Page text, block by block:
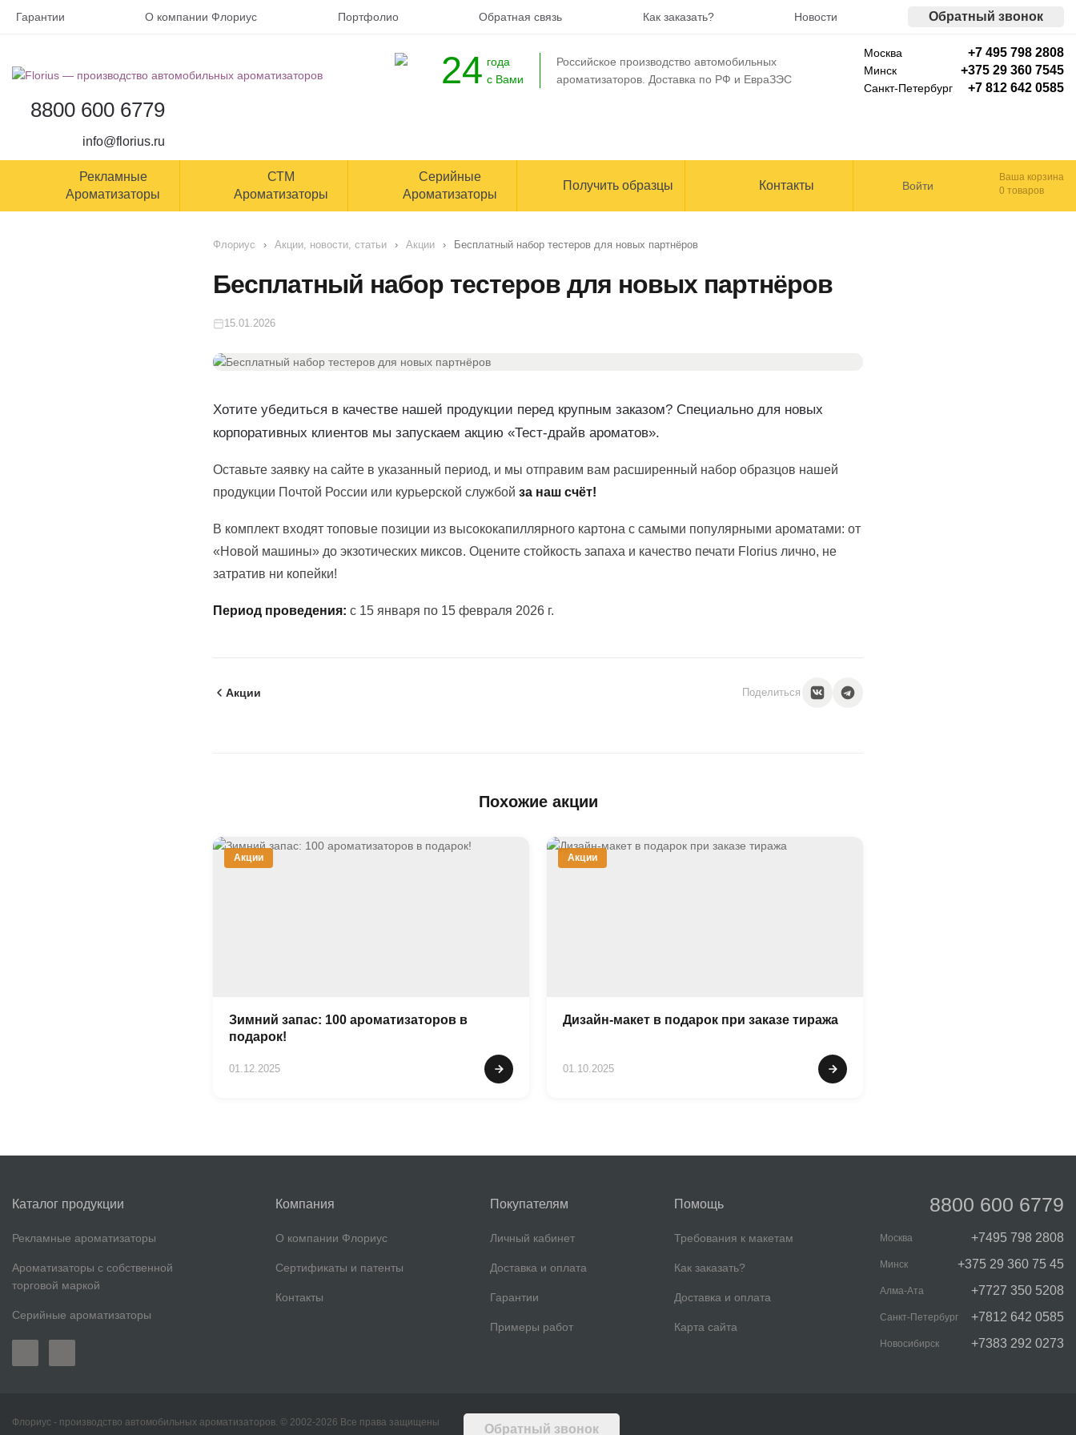
Гарантии О компании Флориус Портфолио Обратная связь Как заказать? Новости Обратный звонок
24 года
с Вами
Российское производство автомобильных
ароматизаторов . Доставка по РФ и ЕвраЗЭС
Москва +7 495 798 2808
Минск +375 29 360 7545
Санкт-Петербург +7 812 642 0585
8800 600 6779
info@florius.ru
Рекламные
Ароматизаторы
СТМ
Ароматизаторы
Серийные
Ароматизаторы
Получить образцы Контакты Войти
Ваша корзина
0 товаров
Флориус › Акции, новости, статьи › Акции › Бесплатный набор тестеров для новых партнёров
Бесплатный набор тестеров для новых партнёров
15.01.2026
Хотите убедиться в качестве нашей продукции перед крупным заказом? Специально для новых
корпоративных клиентов мы запускаем акцию «Тест-драйв ароматов».
Оставьте заявку на сайте в указанный период, и мы отправим вам расширенный набор образцов нашей
продукции Почтой России или курьерской службой за наш счёт!
В комплект входят топовые позиции из высококапиллярного картона с самыми популярными ароматами: от
«Новой машины» до экзотических миксов. Оцените стойкость запаха и качество печати Florius лично, не
затратив ни копейки!
Период проведения: с 15 января по 15 февраля 2026 г.
Акции Поделиться
Похожие акции
Акции
Зимний запас: 100 ароматизаторов в
подарок!
01.12.2025
Акции
Дизайн-макет в подарок при заказе тиража
01.10.2025
Каталог продукции
Рекламные ароматизаторы
Ароматизаторы с собственной
торговой маркой
Серийные ароматизаторы
Компания
О компании Флориус
Сертификаты и патенты
Контакты
Покупателям
Личный кабинет
Доставка и оплата
Гарантии
Примеры работ
Помощь
Требования к макетам
Как заказать?
Доставка и оплата
Карта сайта
8800 600 6779
Москва +7495 798 2808
Минск +375 29 360 75 45
Алма-Ата +7727 350 5208
Санкт-Петербург +7812 642 0585
Новосибирск +7383 292 0273
Флориус - производство автомобильных ароматизаторов. © 2002-2026 Все права защищены Обратный звонок